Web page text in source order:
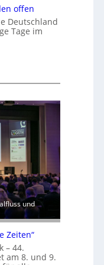
offen
Deutschland
Tage im
und
Zeiten“
– 44.
am 8. und 9.